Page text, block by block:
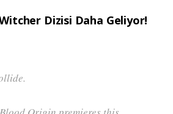
Dizisi Daha Geliyor!